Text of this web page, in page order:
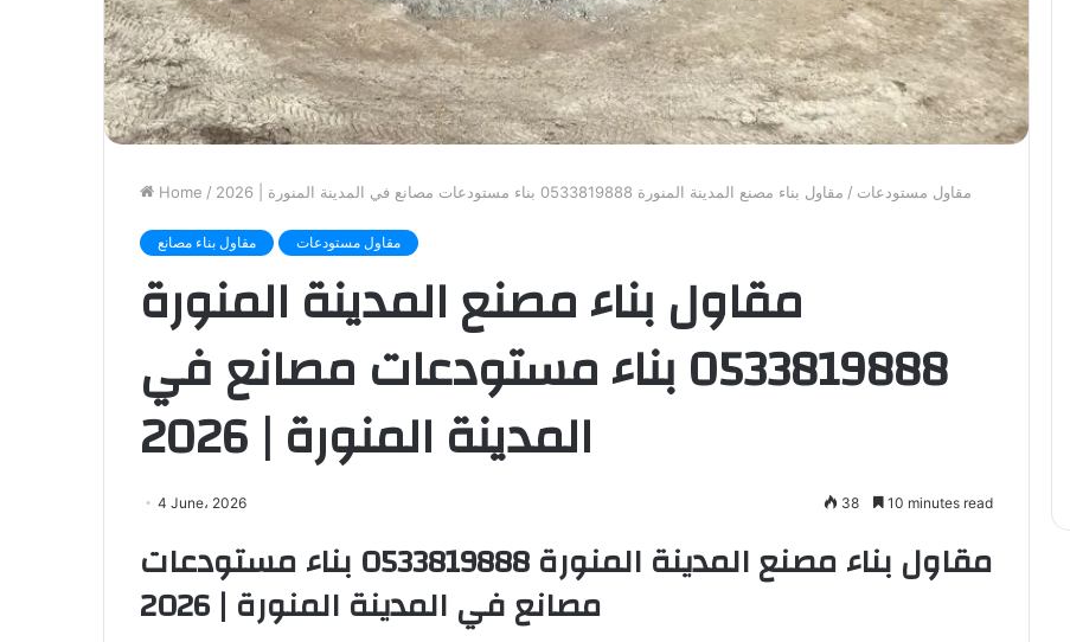
Home / مقاول مستودعات / مقاول بناء مصنع المدينة المنورة 0533819888 بناء مستودعات مصانع في المدينة المنورة | 2026
مقاول بناء مصانع مقاول مستودعات
مقاول بناء مصنع المدينة المنورة
0533819888 بناء مستودعات مصانع في
المدينة المنورة | 2026
4 June، 2026 38 10 minutes read
مقاول بناء مصنع المدينة المنورة 0533819888 بناء مستودعات
مصانع في المدينة المنورة | 2026